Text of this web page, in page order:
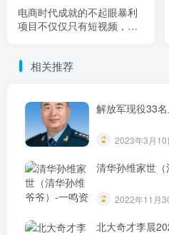
电商时代成就的不起眼暴利
项目不仅仅只有短视频，还
相关推荐
解放军现役33
2023年3月
清华孙维家世（
2022年11月
北大奇才李晨